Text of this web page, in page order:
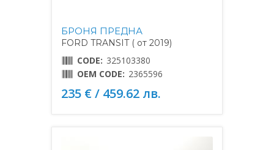
БРОНЯ ПРЕДНА
FORD TRANSIT ( от 2019)
CODE: 325103380
OEM CODE: 2365596
235 € / 459.62 лв.